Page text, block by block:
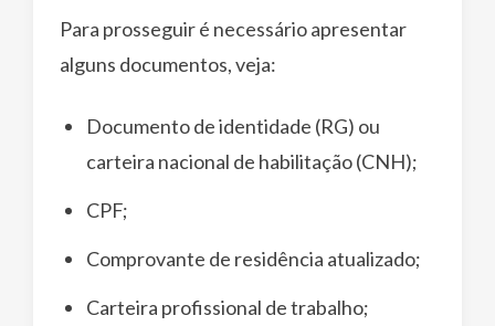
Para prosseguir é necessário apresentar
alguns documentos, veja:
Documento de identidade (RG) ou
carteira nacional de habilitação (CNH);
CPF;
Comprovante de residência atualizado;
Carteira profissional de trabalho;